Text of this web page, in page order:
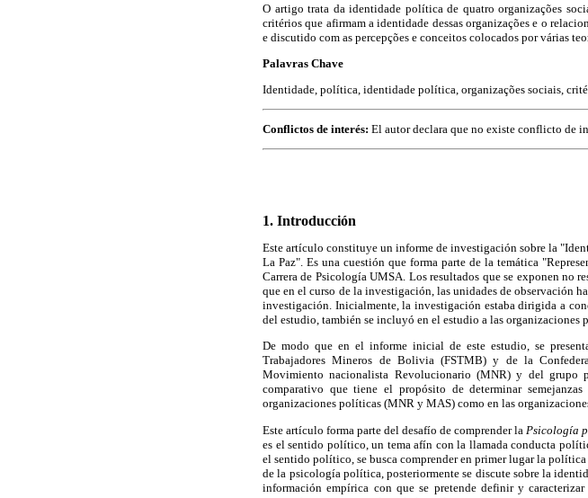
O artigo trata da identidade política de quatro organizações
critérios que afirmam a identidade dessas organizações e o
e discutido com as percepções e conceitos colocados por várias
Palavras Chave
Identidade, política, identidade política, organizações sociais,
Conflictos de interés: El autor declara que no existe conflicto de
1. Introducción
Este artículo constituye un informe de investigación sobre la
La Paz". Es una cuestión que forma parte de la temática
Carrera de Psicología UMSA. Los resultados que se exponen no
que en el curso de la investigación, las unidades de observación
investigación. Inicialmente, la investigación estaba dirigida a
del estudio, también se incluyó en el estudio a las organizaciones
De modo que en el informe inicial de este estudio, se
Trabajadores Mineros de Bolivia (FSTMB) y de la
Movimiento nacionalista Revolucionario (MNR) y del
comparativo que tiene el propósito de determinar
organizaciones políticas (MNR y MAS) como en las
Este artículo forma parte del desafío de comprender la Psicología
es el sentido político, un tema afín con la llamada conducta
el sentido político, se busca comprender en primer lugar la
de la psicología política, posteriormente se discute sobre la
información empírica con que se pretende definir y